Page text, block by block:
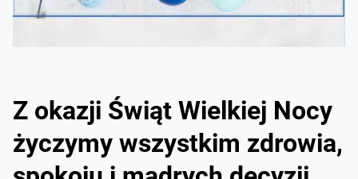
Z okazji Świąt Wielkiej Nocy
życzymy wszystkim zdrowia,